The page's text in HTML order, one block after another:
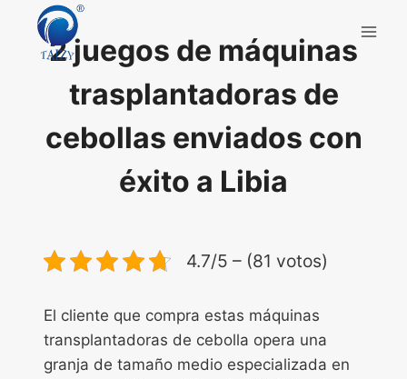
Saltar
contenido2 juegos de máquinas
trasplantadoras de
cebollas enviados con
éxito a Libia
4.7/5 – (81 votos)
El cliente que compra estas máquinas
transplantadoras de cebolla opera una
granja de tamaño medio especializada en